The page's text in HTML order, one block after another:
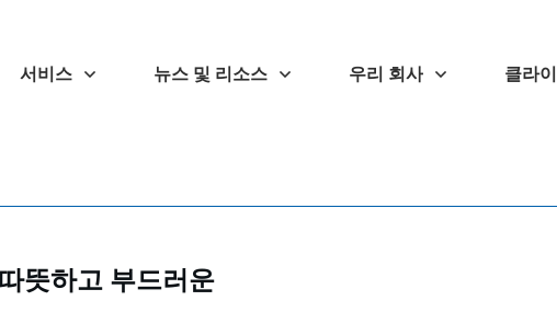
서비스 뉴스 및 리소스 우리 회사 클라
뜻하고 부드러운